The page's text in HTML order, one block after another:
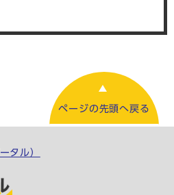
ページの先頭へ戻る
タル）